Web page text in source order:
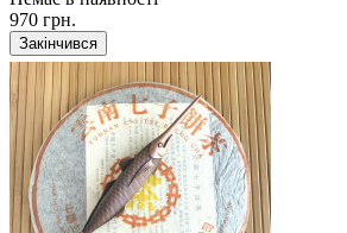
970 грн.
Закінчився